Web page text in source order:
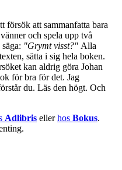
försök att sammanfatta bara
och spela upp två
"Grymt visst?" Alla
sätta i sig hela boken.
kan aldrig göra Johan
för bra för det. Jag
du. Läs den högt. Och
Adlibris ellerhos Bokus.